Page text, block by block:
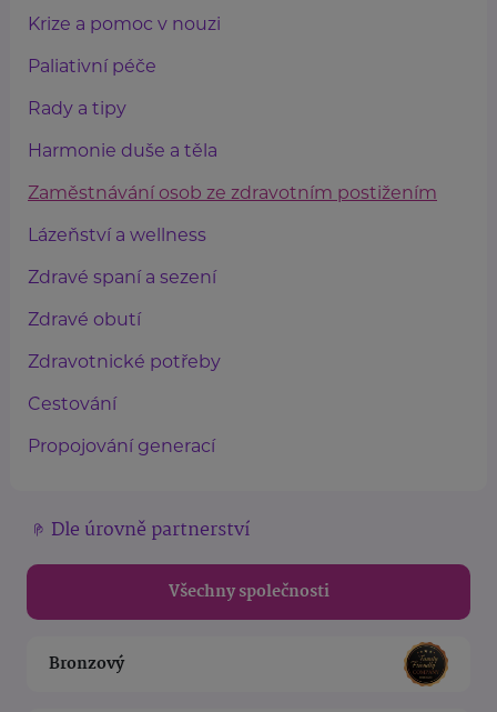
Krize a pomoc v nouzi
Paliativní péče
Rady a tipy
Harmonie duše a těla
Zaměstnávání osob ze zdravotním postižením
Lázeňství a wellness
Zdravé spaní a sezení
Zdravé obutí
Zdravotnické potřeby
Cestování
Propojování generací
Dle úrovně partnerství
Všechny společnosti
Bronzový